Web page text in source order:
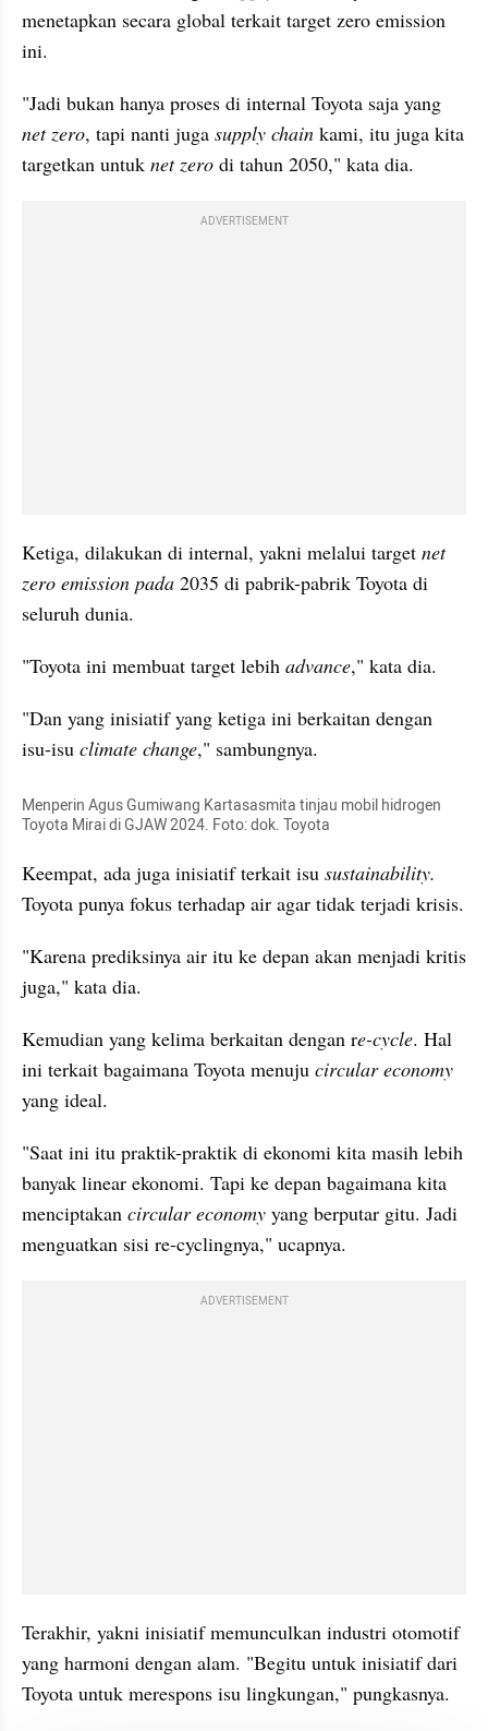
menetapkan secara global terkait target zero emission
ini.
net zero, tapi nanti juga supply chain kami, itu juga kita
targetkan untuk net zero di tahun 2050," kata dia.
ADVERTISEMENT
Ketiga, dilakukan di internal, yakni melalui target net
zero emission pada 2035 di pabrik-pabrik Toyota di
seluruh dunia.
"Toyota ini membuat target lebih advance," kata dia.
"Dan yang inisiatif yang ketiga ini berkaitan dengan
isu-isu climate change," sambungnya.
Menperin Agus Gumiwang Kartasasmita tinjau mobil hidrogen
Toyota Mirai di GJAW 2024. Foto: dok. Toyota
Keempat, ada juga inisiatif terkait isu sustainability.
Toyota punya fokus terhadap air agar tidak terjadi krisis.
"Karena prediksinya air itu ke depan akan menjadi kritis
juga," kata dia.
Kemudian yang kelima berkaitan dengan re-cycle. Hal
ini terkait bagaimana Toyota menuju circular economy
yang ideal.
"Saat ini itu praktik-praktik di ekonomi kita masih lebih
banyak linear ekonomi. Tapi ke depan bagaimana kita
menciptakan circular economy yang berputar gitu. Jadi
menguatkan sisi re-cyclingnya," ucapnya.
ADVERTISEMENT
Terakhir, yakni inisiatif memunculkan industri otomotif
yang harmoni dengan alam. "Begitu untuk inisiatif dari
Toyota untuk merespons isu lingkungan," pungkasnya.